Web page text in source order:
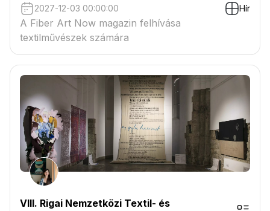
2027-12-03 00:00:00 Hír
A Fiber Art Now magazin felhívása
textilművészek számára
VIII. Rigai Nemzetközi Textil- és